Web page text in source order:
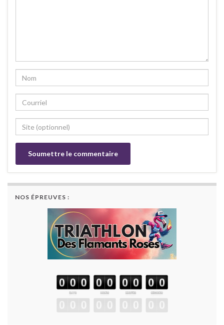
NOS ÉPREUVES :